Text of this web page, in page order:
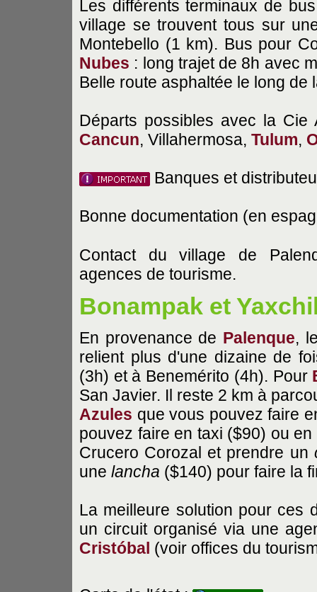
Les différents terminaux de
village se trouvent tous sur
Montebello (1 km). Bus pour
Nubes : long trajet de 8h avec
Belle route asphaltée le long de
Départs possibles avec la
Cancun, Villahermosa, Tulum,
Banques et
Bonne documentation (en
Contact du village de
agences de tourisme.
Bonampak et
En provenance de Palenque,
relient plus d'une dizaine de
(3h) et à Benemérito (4h). Pour
San Javier. Il reste 2 km à
Azules que vous pouvez faire
pouvez faire en taxi ($90) ou
Crucero Corozal et prendre un
une lancha ($140) pour faire la
La meilleure solution pour ces
un circuit organisé via une
Cristóbal (voir offices du